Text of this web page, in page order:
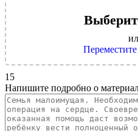
15
Напишите подробно о